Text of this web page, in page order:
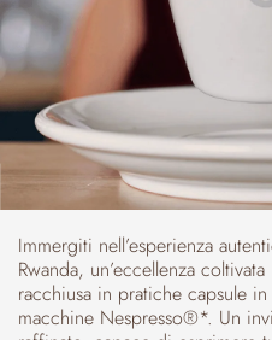
Immergiti nell’esperienza
Rwanda, un’eccellenza
racchiusa in pratiche capsule
macchine Nespresso®*. Un